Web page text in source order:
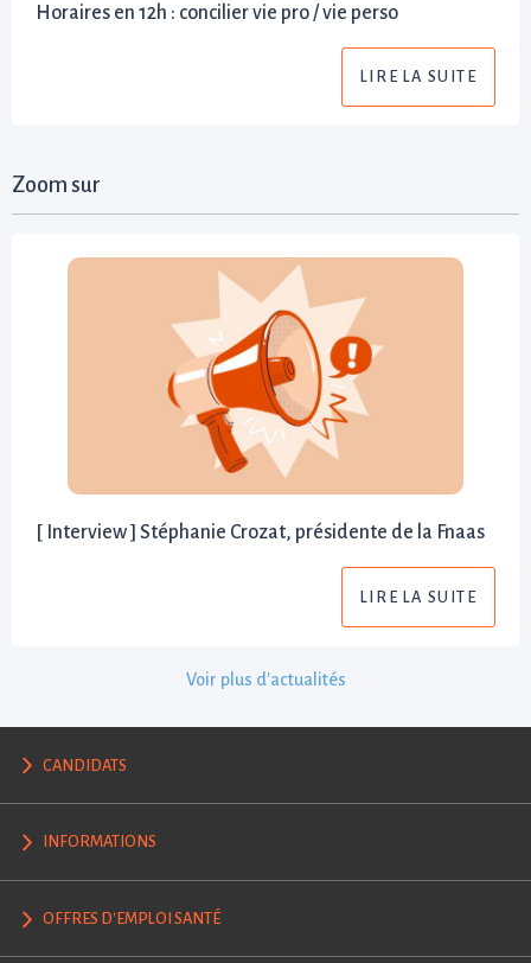
Horaires en 12h : concilier vie pro / vie perso
LIRE LA SUITE
Zoom sur
[ Interview ] Stéphanie Crozat, présidente de la Fnaas
LIRE LA SUITE
Voir plus d'actualités
CANDIDATS
INFORMATIONS
OFFRES D'EMPLOI SANTÉ